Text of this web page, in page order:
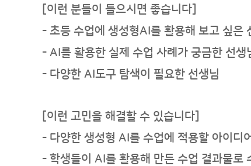
[이런 분들이 들으시면 좋습니다]
- 초등 수업에 생성형AI를 활용해 보고 싶은
- AI를 활용한 실제 수업 사례가 궁금한 선생
- 다양한 AI도구 탐색이 필요한 선생님
[이런 고민을 해결할 수 있습니다]
- 다양한 생성형 AI를 수업에 적용할 아이디
- 학생들이 AI를 활용해 만든 수업 결과물로